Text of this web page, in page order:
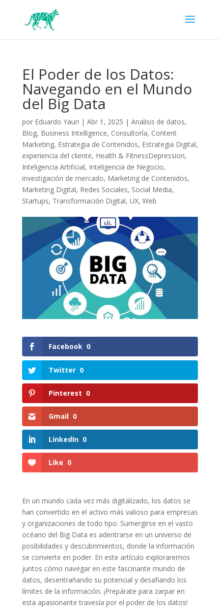
El Poder de los Datos:
Navegando en el Mundo
del Big Data
por Eduardo Yauri | Abr 1, 2025 | Analisis de datos,
Blog, Business Intelligence, Consultoría, Content
Marketing, Estrategia de Contenidos, Estrategia Digital,
experiencia del cliente, Health & FitnessDepression,
Inteligencia Artificial, Inteligencia de Negocio,
investigación de mercado, Marketing de Contenidos,
Marketing Digital, Redes Sociales, Social Media,
Startups, Transformación Digital, UX, Web
Facebook 0
Twitter 0
Pinterest 0
Gmail 0
LinkedIn 0
Like 0
En un mundo cada⁢ vez más ⁣digitalizado,⁢ los datos se
han ⁢convertido ⁢en el​ activo más valioso para​ empresas
y organizaciones de todo tipo. Sumergirse en ‍el vasto
océano ‍del Big Data es adentrarse​ en un universo de
posibilidades y descubrimientos, ​donde⁣ la información⁣
se convierte en poder. ⁣En este artículo‍ exploraremos
juntos ‍cómo navegar en este fascinante mundo de
datos, desentrañando su potencial ⁣y desafiando los
límites de la⁤ información. ‌¡Prepárate ‍para zarpar en
‍esta apasionante⁤ travesía por el ‌poder de⁣ los datos!